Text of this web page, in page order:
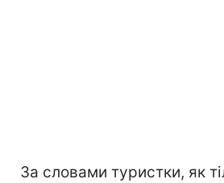
За словами туристки, як